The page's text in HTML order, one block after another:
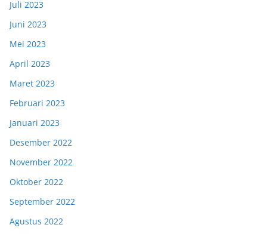
Juli 2023
Juni 2023
Mei 2023
April 2023
Maret 2023
Februari 2023
Januari 2023
Desember 2022
November 2022
Oktober 2022
September 2022
Agustus 2022